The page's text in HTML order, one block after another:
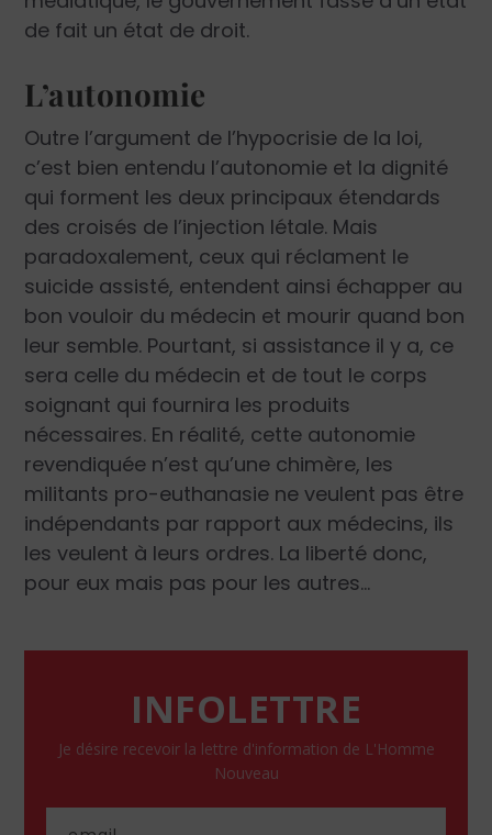
de fait un état de droit.
L’autonomie
Outre l’argument de l’hypocrisie de la loi,
c’est bien entendu l’autonomie et la dignité
qui forment les deux principaux étendards
des croisés de l’injection létale. Mais
paradoxalement, ceux qui réclament le
suicide assisté, entendent ainsi échapper au
bon vouloir du médecin et mourir quand bon
leur semble. Pourtant, si assistance il y a, ce
sera celle du médecin et de tout le corps
soignant qui fournira les produits
nécessaires. En réalité, cette autonomie
revendiquée n’est qu’une chimère, les
militants pro-euthanasie ne veulent pas être
indépendants par rapport aux médecins, ils
les veulent à leurs ordres. La liberté donc,
pour eux mais pas pour les autres…
INFOLETTRE
Je désire recevoir la lettre d'information de L'Homme
Nouveau